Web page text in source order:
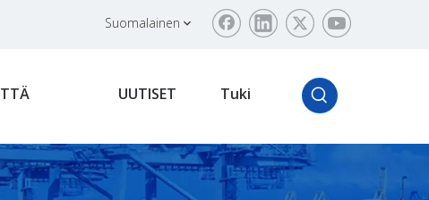
Suomalainen
UUTISET Tuki